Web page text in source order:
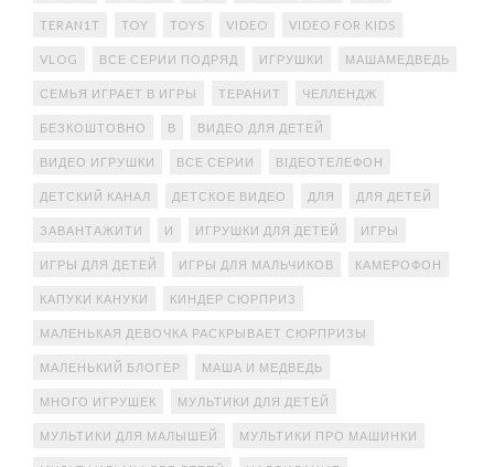
TERAN1T TOY TOYS VIDEO VIDEO FOR KIDS
VLOG ВСЕ СЕРИИ ПОДРЯД ИГРУШКИ МАШАМЕДВЕДЬ
СЕМЬЯ ИГРАЕТ В ИГРЫ ТЕРАНИТ ЧЕЛЛЕНДЖ
БЕЗКОШТОВНО В ВИДЕО ДЛЯ ДЕТЕЙ
ВИДЕО ИГРУШКИ ВСЕ СЕРИИ ВІДЕОТЕЛЕФОН
ДЕТСКИЙ КАНАЛ ДЕТСКОЕ ВИДЕО ДЛЯ ДЛЯ ДЕТЕЙ
ЗАВАНТАЖИТИ И ИГРУШКИ ДЛЯ ДЕТЕЙ ИГРЫ
ИГРЫ ДЛЯ ДЕТЕЙ ИГРЫ ДЛЯ МАЛЬЧИКОВ КАМЕРОФОН
КАПУКИ КАНУКИ КИНДЕР СЮРПРИЗ
МАЛЕНЬКАЯ ДЕВОЧКА РАСКРЫВАЕТ СЮРПРИЗЫ
МАЛЕНЬКИЙ БЛОГЕР МАША И МЕДВЕДЬ
МНОГО ИГРУШЕК МУЛЬТИКИ ДЛЯ ДЕТЕЙ
МУЛЬТИКИ ДЛЯ МАЛЫШЕЙ МУЛЬТИКИ ПРО МАШИНКИ